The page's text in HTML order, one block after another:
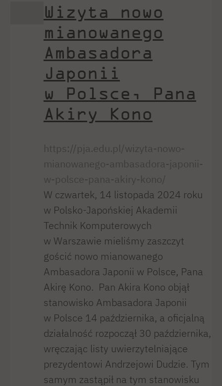
Wizyta nowo
mianowanego
Ambasadora
Japonii
w Polsce, Pana
Akiry Kono
https://pja.edu.pl/wizyta-nowo-
mianowanego-ambasadora-japonii-
w-polsce-pana-akiry-kono/
W czwartek, 14 listopada 2024 roku
w Polsko-Japońskiej Akademii
Technik Komputerowych
w Warszawie mieliśmy zaszczyt
gościć nowo mianowanego
Ambasadora Japonii w Polsce, Pana
Akirę Kono. Pan Akira Kono objął
stanowisko Ambasadora Japonii
w Polsce 14 października, a oficjalną
działalność rozpoczął 30 października,
wręczając listy uwierzytelniające
prezydentowi Andrzejowi Dudzie. Tym
samym zastąpił na tym stanowisku